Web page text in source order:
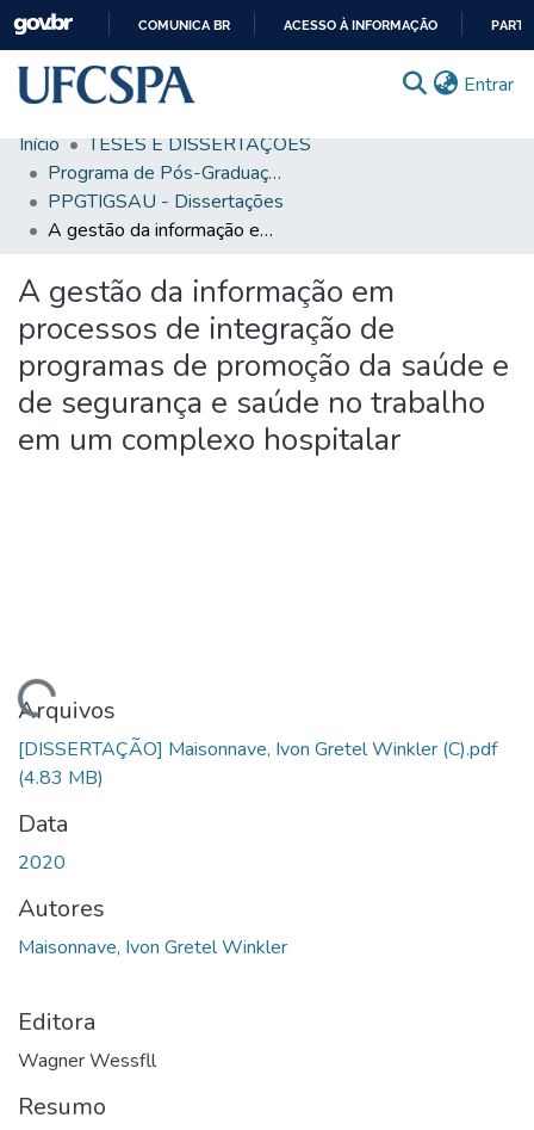
CONTEÚDO
COMUNICA BR ACESSO À INFORMAÇÃO
Entrar
Comunidades & Coleções
Busca Facetada
Autoarquivamento
Sobre o RI-UFCSPA
FAQ
Ajuda
Início
TESES E DISSERTAÇÕES
Programa de Pós-Graduação em Tecnologias da Informação e Gestão em Saúde
PPGTIGSAU - Dissertações
A gestão da informação em processos de integração de programas de promoção da saúde e de segurança e saúde no trabalho em um complexo hospitalar
A gestão da informação em
processos de integração de
programas de promoção da saúde e
de segurança e saúde no trabalho
em um complexo hospitalar
Arquivos
[DISSERTAÇÃO] Maisonnave, Ivon Gretel Winkler (C).pdf
(4.83 MB)
Data
2020
Autores
Maisonnave, Ivon Gretel Winkler
Editora
Wagner Wessfll
Resumo